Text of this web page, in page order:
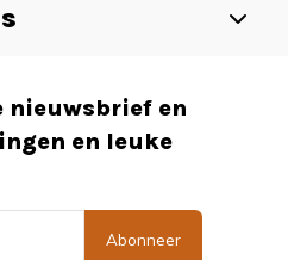
nieuwsbrief en
en leuke
Abonneer